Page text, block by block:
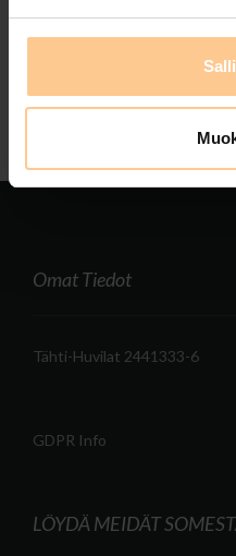
tähtihuvilat,tarjous,tasokkaat
Omat Tiedot
Tähti-Huvilat 2441333-6
GDPR Info
LÖYDÄ MEIDÄT